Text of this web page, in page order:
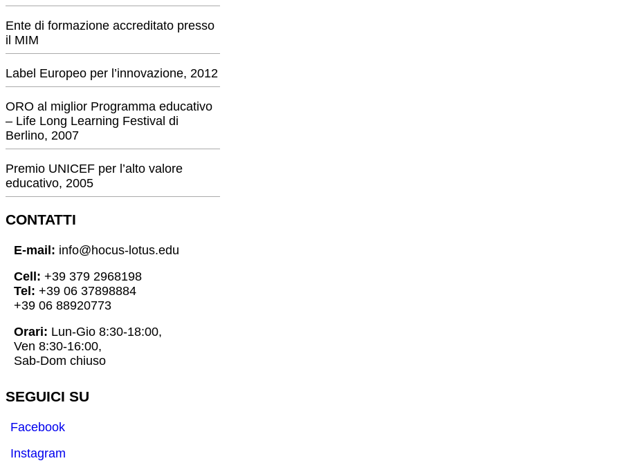
Ente di formazione accreditato presso
il MIM
Label Europeo per l’innovazione, 2012
ORO al miglior Programma educativo
– Life Long Learning Festival di
Berlino, 2007
Premio UNICEF per l’alto valore
educativo, 2005
CONTATTI
E-mail: info@hocus-lotus.edu
Cell: +39 379 2968198
Tel: +39 06 37898884
+39 06 88920773
Orari: Lun-Gio 8:30-18:00,
Ven 8:30-16:00,
Sab-Dom chiuso
SEGUICI SU
Facebook
Instagram